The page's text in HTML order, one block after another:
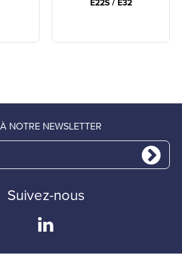
E22S / E32
NOTRE NEWSLETTER
Suivez-nous